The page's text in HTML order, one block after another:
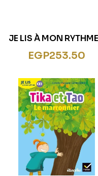
JE LIS À MON
LECTURE CE1 ED. 2019
TIKA ET TAO : LE FEU
EGP253.50